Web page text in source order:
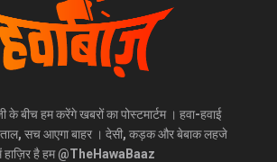
के बीच हम करेंगे खबरों का पोस्टमार्टम । हवा-हवाई
सच आएगा बाहर । देसी, कड़क और बेबाक लहजे
हाज़िर है हम @TheHawaBaaz